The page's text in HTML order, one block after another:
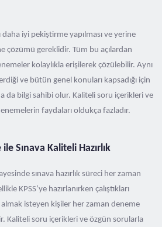
iyi pekiştirme yapılması ve yerine
çözümü gereklidir. Tüm bu açılardan
kolaylıkla erişilerek çözülebilir. Aynı
ve bütün genel konuları kapsadığı için
da bilgi sahibi olur. Kaliteli soru içerikleri ve
faydaları oldukça fazladır.
Sınava Kaliteli Hazırlık
sınava hazırlık süreci her zaman
KPSS’ye hazırlanırken çalıştıkları
isteyen kişiler her zaman deneme
Kaliteli soru içerikleri ve özgün sorularla